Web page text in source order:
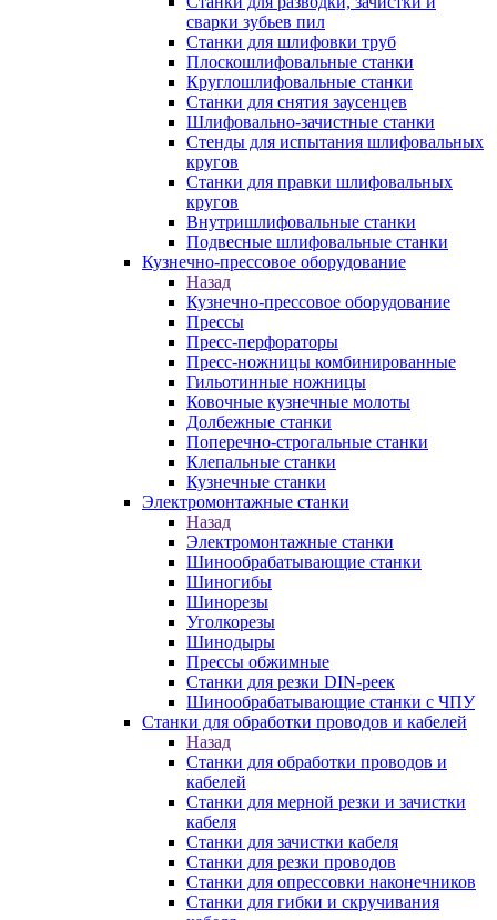
сварки зубьев пил
Станки для шлифовки труб
Плоскошлифовальные станки
Круглошлифовальные станки
Станки для снятия заусенцев
Шлифовально-зачистные станки
Стенды для испытания шлифовальных
кругов
Станки для правки шлифовальных
кругов
Внутришлифовальные станки
Подвесные шлифовальные станки
Кузнечно-прессовое оборудование
Назад
Кузнечно-прессовое оборудование
Прессы
Пресс-перфораторы
Пресс-ножницы комбинированные
Гильотинные ножницы
Ковочные кузнечные молоты
Долбежные станки
Поперечно-строгальные станки
Клепальные станки
Кузнечные станки
Электромонтажные станки
Назад
Электромонтажные станки
Шинообрабатывающие станки
Шиногибы
Шинорезы
Уголкорезы
Шинодыры
Прессы обжимные
Станки для резки DIN-реек
Шинообрабатывающие станки с ЧПУ
Станки для обработки проводов и кабелей
Назад
Станки для обработки проводов и
кабелей
Станки для мерной резки и зачистки
кабеля
Станки для зачистки кабеля
Станки для резки проводов
Станки для опрессовки наконечников
Станки для гибки и скручивания